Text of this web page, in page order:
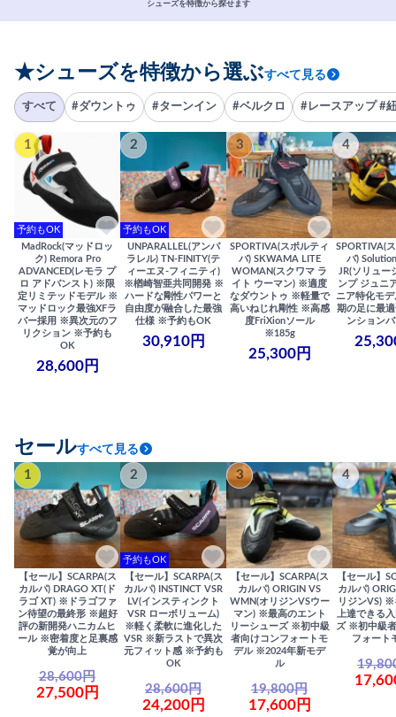
シューズを特徴から探せます
★シューズを特徴から選ぶすべて見る
すべて #ダウントゥ #ターンイン #ベルクロ #レースアップ #
1
予約もOK
MadRock(マッドロッ
ク) Remora Pro
ADVANCED(レモラ プ
ロ アドバンスト) ※限
定リミテッドモデル ※
マッドロック最強XFラ
バー採用 ※異次元のフ
リクション ※予約も
OK
28,600円
2
予約もOK
UNPARALLEL(アンパ
ラレル) TN-FINITY(テ
ィーエヌ-フィニティ)
※楢崎智亜共同開発 ※
ハードな剛性パワーと
自由度が融合した最強
仕様 ※予約もOK
30,910円
3
SPORTIVA(スポルティ
バ) SKWAMA LITE
WOMAN(スクワマ ラ
イト ウーマン) ※適度
なダウントゥ ※軽量で
高いねじれ剛性 ※高感
度FriXionソール
※185g
25,300円
4
SPORTIVA(
バ)
JR(ソリュー
ンプ ジュニ
ニア特化モ
期の足に最
ンション
セールすべて見る
1
【セール】SCARPA(ス
カルパ) DRAGO XT(ド
ラゴ XT) ※ドラゴファ
ン待望の最終形 ※超好
評の新開発ハニカムヒ
ール ※密着度と足裏感
覚が向上
28,600円
27,500円
2
予約もOK
【セール】SCARPA(ス
カルパ) INSTINCT VSR
LV(インスティンクト
VSR ローボリューム)
※軽く柔軟に進化した
VSR ※新ラストで異次
元フィット感 ※予約も
OK
28,600円
24,200円
3
【セール】SCARPA(ス
カルパ) ORIGIN VS
WMN(オリジンVSウー
マン) ※最高のエント
リーシューズ ※初中級
者向けコンフォートモ
デル ※2024年新モデ
ル
19,800円
17,600円
4
【セール】
カルパ)
リジンVS) ※
上達できる
ズ ※初中級
フォート